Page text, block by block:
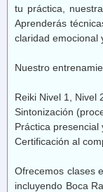
tu práctica,
Aprenderás
claridad emocional
Nuestro
Reiki Nivel 1, Nivel
Sintonización
Práctica
Certificación al
Ofrecemos clases
incluyendo Boca